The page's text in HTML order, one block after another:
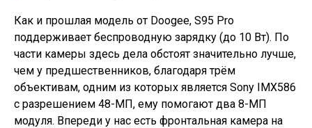
Как и прошлая модель от Doogee, S95 Pro
поддерживает беспроводную зарядку (до 10 Вт). По
части камеры здесь дела обстоят значительно лучше,
чем у предшественников, благодаря трём
объективам, одним из которых является Sony IMX586
с разрешением 48-МП, ему помогают два 8-МП
модуля. Впереди у нас есть фронтальная камера на